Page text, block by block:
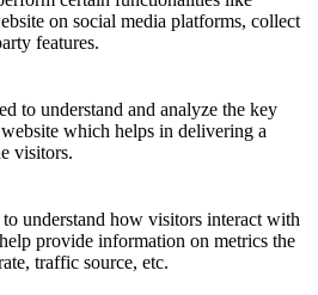
on social media platforms, collect
features.
to understand and analyze the key
which helps in delivering a
visitors.
understand how visitors interact with
provide information on metrics the
traffic source, etc.